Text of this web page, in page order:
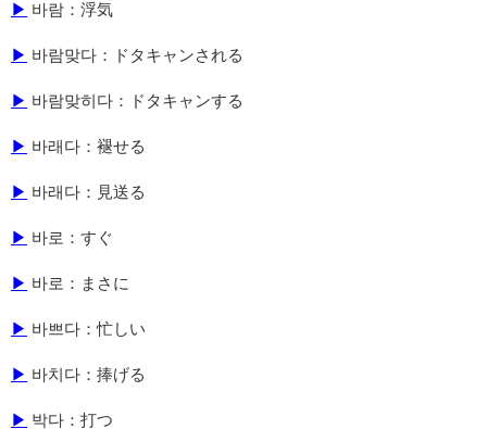
▶ 바람：浮気
▶ 바람맞다：ドタキャンされる
▶ 바람맞히다：ドタキャンする
▶ 바래다：褪せる
▶ 바래다：見送る
▶ 바로：すぐ
▶ 바로：まさに
▶ 바쁘다：忙しい
▶ 바치다：捧げる
▶ 박다：打つ